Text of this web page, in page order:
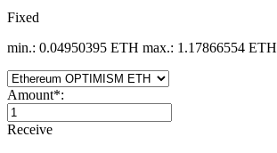
Fixed
min.: 0.04950395 ETH max.: 1.17866554 ETH
Amount*:
Receive